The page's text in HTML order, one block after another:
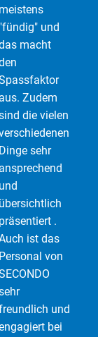
meistens
"fündig" und
macht
aus. Zudem
die vielen
Dinge sehr
ansprechend
und
übersichtlich
präsentiert .
ist das
Personal von
und
bei